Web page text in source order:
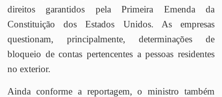
direitos garantidos pela Primeira Emenda da
Constituição dos Estados Unidos. As empresas
questionam, principalmente, determinações de
bloqueio de contas pertencentes a pessoas residentes
no exterior.
Ainda conforme a reportagem, o ministro também